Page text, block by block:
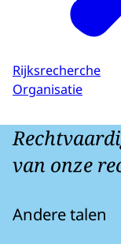
Rijksrecherche
Organisatie
van onze
Andere talen